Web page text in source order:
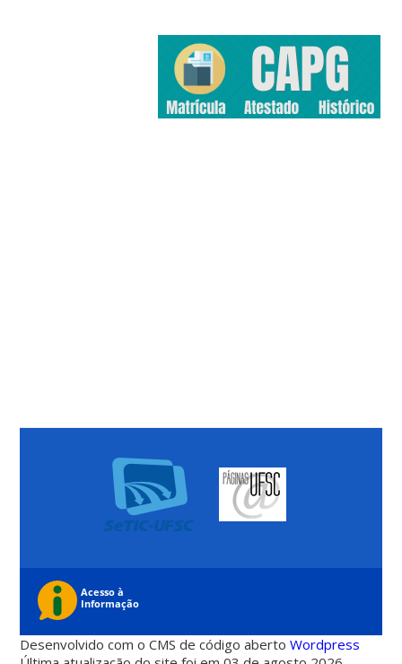
Desenvolvido com o CMS de código abertoWordpress